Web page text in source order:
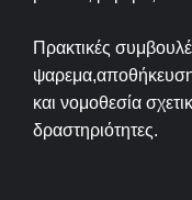
Πρακτικές
και νομοθεσία
δραστηριότητες.